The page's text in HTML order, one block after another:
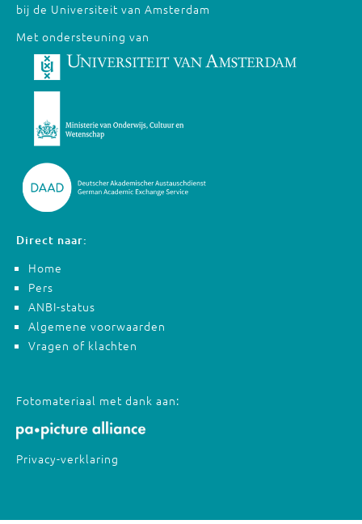
bij de Universiteit van Amsterdam
Met ondersteuning van
Direct naar:
Home
Pers
ANBI-status
Algemene voorwaarden
Vragen of klachten
Fotomateriaal met dank aan:
Privacy-verklaring